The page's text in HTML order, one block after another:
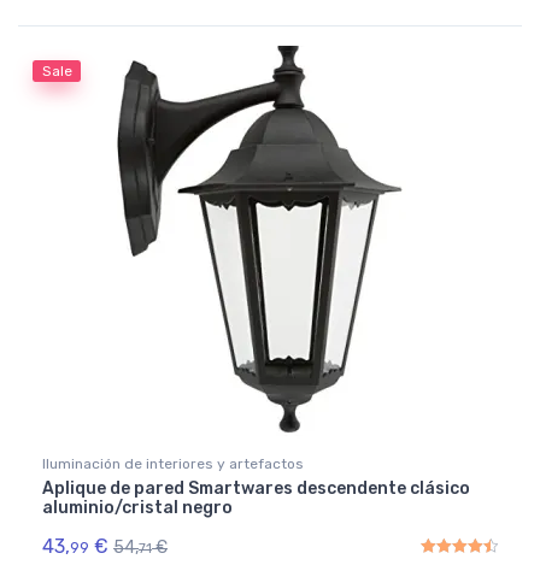
Sale
Iluminación de interiores y artefactos
Aplique de pared Smartwares descendente clásico
aluminio/cristal negro
43,99 € 54,71 €